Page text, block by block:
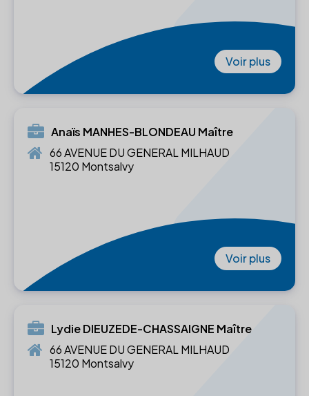
Voir plus
Anaïs MANHES-BLONDEAU Maître
66 AVENUE DU GENERAL MILHAUD
15120 Montsalvy
Voir plus
Lydie DIEUZEDE-CHASSAIGNE Maître
66 AVENUE DU GENERAL MILHAUD
15120 Montsalvy